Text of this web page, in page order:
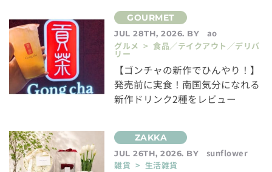
JUL 28TH, 2026. BY
ao
グルメ > 食品／テイクアウト／デリバ
リー
【ゴンチャの新作でひんやり！】
発売前に実食！南国気分になれる
新作ドリンク2種をレビュー
JUL 26TH, 2026. BY
sunflower
雑貨 > 生活雑貨